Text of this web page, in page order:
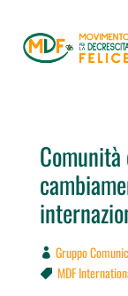
Gruppo
 MDF